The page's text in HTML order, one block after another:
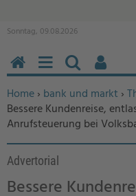
Sonntag, 09.08.2026
Sie befinden sich hier:
Home› bank und markt ›
Bessere Kundenreise,
Anrufsteuerung bei
Advertorial
Bessere
HOMEMENÜSUCHEN